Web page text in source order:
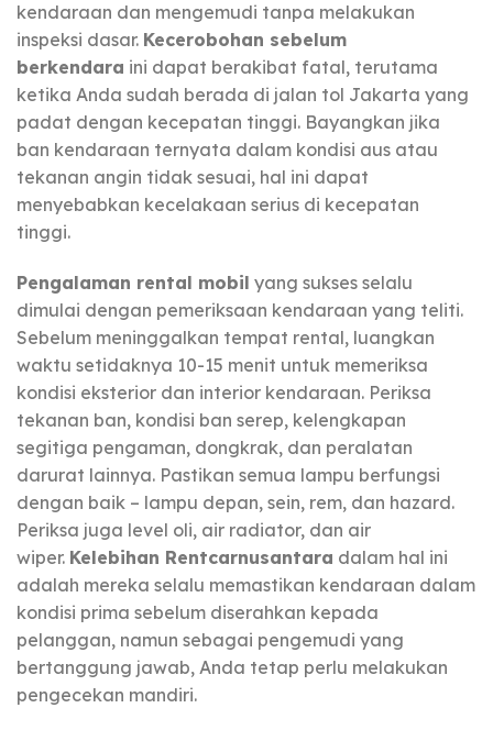
kendaraan dan mengemudi tanpa melakukan
inspeksi dasar. Kecerobohan sebelum
berkendara ini dapat berakibat fatal, terutama
ketika Anda sudah berada di jalan tol Jakarta yang
padat dengan kecepatan tinggi. Bayangkan jika
ban kendaraan ternyata dalam kondisi aus atau
tekanan angin tidak sesuai, hal ini dapat
menyebabkan kecelakaan serius di kecepatan
tinggi.
Pengalaman rental mobil yang sukses selalu
dimulai dengan pemeriksaan kendaraan yang teliti.
Sebelum meninggalkan tempat rental, luangkan
waktu setidaknya 10-15 menit untuk memeriksa
kondisi eksterior dan interior kendaraan. Periksa
tekanan ban, kondisi ban serep, kelengkapan
segitiga pengaman, dongkrak, dan peralatan
darurat lainnya. Pastikan semua lampu berfungsi
dengan baik – lampu depan, sein, rem, dan hazard.
Periksa juga level oli, air radiator, dan air
wiper. Kelebihan Rentcarnusantara dalam hal ini
adalah mereka selalu memastikan kendaraan dalam
kondisi prima sebelum diserahkan kepada
pelanggan, namun sebagai pengemudi yang
bertanggung jawab, Anda tetap perlu melakukan
pengecekan mandiri.